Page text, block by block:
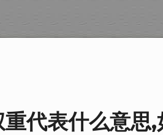
重代表什么意思